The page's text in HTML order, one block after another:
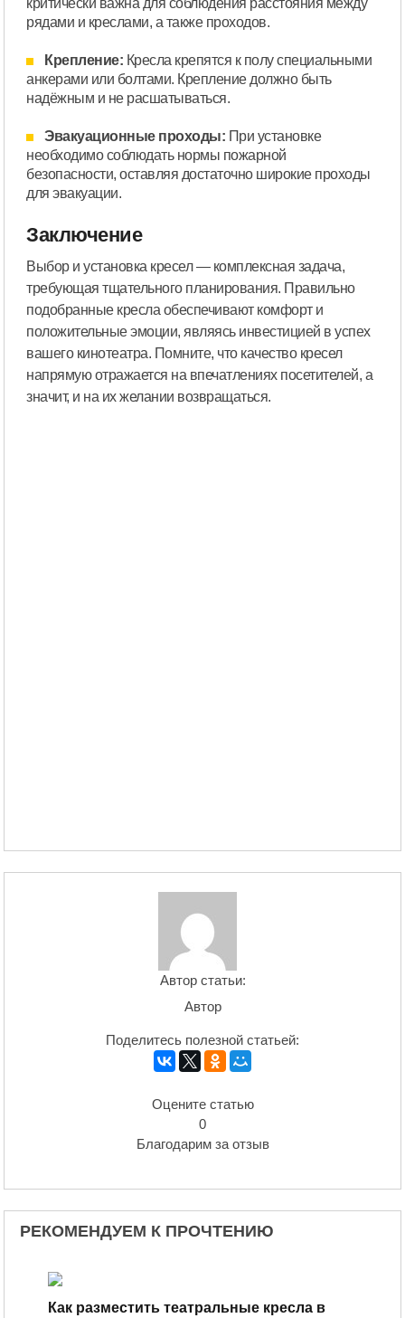
критически важна для соблюдения расстояния между
рядами и креслами, а также проходов.
Крепление: Кресла крепятся к полу специальными
анкерами или болтами. Крепление должно быть
надёжным и не расшатываться.
Эвакуационные проходы: При установке
необходимо соблюдать нормы пожарной
безопасности, оставляя достаточно широкие проходы
для эвакуации.
Заключение
Выбор и установка кресел — комплексная задача,
требующая тщательного планирования. Правильно
подобранные кресла обеспечивают комфорт и
положительные эмоции, являясь инвестицией в успех
вашего кинотеатра. Помните, что качество кресел
напрямую отражается на впечатлениях посетителей, а
значит, и на их желании возвращаться.
Автор статьи:
Автор
Поделитесь полезной статьей:
Оцените статью
0
Благодарим за отзыв
РЕКОМЕНДУЕМ К ПРОЧТЕНИЮ
Как разместить театральные кресла в